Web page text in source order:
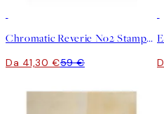
Chromatic Reverie No2 Stampa su Tela
Da 41,30 €59 €